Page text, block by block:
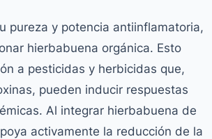
pureza y potencia antiinflamatoria,
hierbabuena orgánica. Esto
a pesticidas y herbicidas que,
pueden inducir respuestas
Al integrar hierbabuena de
activamente la reducción de la